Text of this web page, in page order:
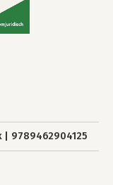
9789462904125